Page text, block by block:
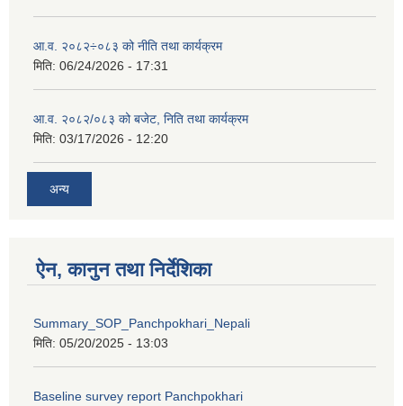
आ.व. २०८२÷०८३ को नीति तथा कार्यक्रम
मिति: 06/24/2026 - 17:31
आ.व. २०८२/०८३ को बजेट, निति तथा कार्यक्रम
मिति: 03/17/2026 - 12:20
अन्य
ऐन, कानुन तथा निर्देशिका
Summary_SOP_Panchpokhari_Nepali
मिति: 05/20/2025 - 13:03
Baseline survey report Panchpokhari